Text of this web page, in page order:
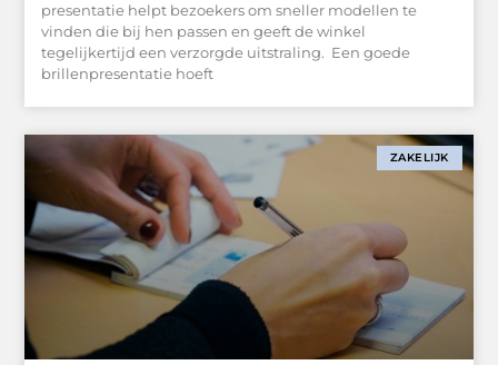
presentatie helpt bezoekers om sneller modellen te
vinden die bij hen passen en geeft de winkel
tegelijkertijd een verzorgde uitstraling. Een goede
brillenpresentatie hoeft
ZAKELIJK